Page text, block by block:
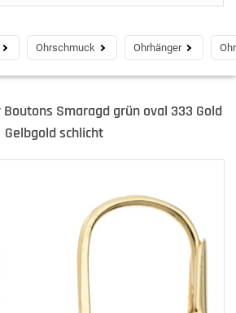
Ohrschmuck Ohrhänger
Smaragd grün oval 333 Gold
Gelbgold schlicht